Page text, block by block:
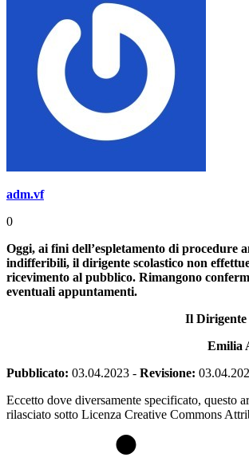
adm.vf
0
Oggi, ai fini dell’espletamento di procedure
indifferibili, il dirigente scolastico non
ricevimento al pubblico. Rimangono
eventuali appuntamenti.
Il Dirigente
Emilia
Pubblicato: 03.04.2023 - Revisione:
Eccetto dove diversamente specificato, questo
rilasciato sotto Licenza Creative Commons